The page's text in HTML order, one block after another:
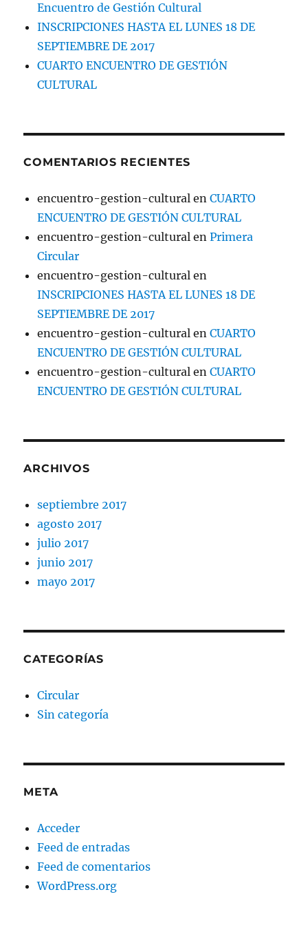
Encuentro de Gestión Cultural
INSCRIPCIONES HASTA EL LUNES 18 DE
SEPTIEMBRE DE 2017
CUARTO ENCUENTRO DE GESTIÓN
CULTURAL
COMENTARIOS RECIENTES
encuentro-gestion-cultural enCUARTO
ENCUENTRO DE GESTIÓN CULTURAL
encuentro-gestion-cultural enPrimera
Circular
encuentro-gestion-cultural en
INSCRIPCIONES HASTA EL LUNES 18 DE
SEPTIEMBRE DE 2017
encuentro-gestion-cultural enCUARTO
ENCUENTRO DE GESTIÓN CULTURAL
encuentro-gestion-cultural enCUARTO
ENCUENTRO DE GESTIÓN CULTURAL
ARCHIVOS
septiembre 2017
agosto 2017
julio 2017
junio 2017
mayo 2017
CATEGORÍAS
Circular
Sin categoría
META
Acceder
Feed de entradas
Feed de comentarios
WordPress.org